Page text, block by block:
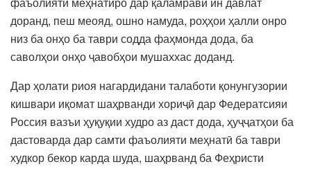
доранд, пеш меояд, ошно намуда, роҳҳои ҳалли онро
низ ба онҳо ба таври содда фаҳмонда дода, ба
саволҳои онҳо ҷавобҳои мушаххас доданд.
Дар ҳолати риоя нагардидани талаботи қонунгузории
кишвари иқомат шаҳрванди хориҷӣ дар Федератсияи
Россия вазъи ҳуқуқии худро аз даст дода, ҳуҷҷатҳои ба
дастоварда дар самти фаъолияти меҳнатӣ ба таври
худкор бекор карда шуда, шаҳрванд ба Феҳристи